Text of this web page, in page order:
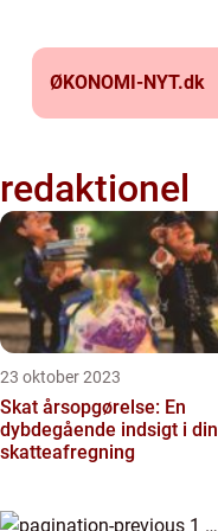
ØKONOMI-NYT.dk
redaktionel
23 oktober 2023
Skat årsopgørelse: En
dybdegående indsigt i din
skatteafregning
1 …